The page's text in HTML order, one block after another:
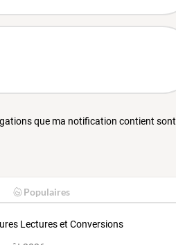
que ma notification contient sont
Populaires
Lectures et Conversions